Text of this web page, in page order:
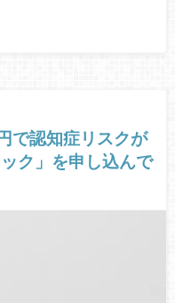
で認知症リスクが
ク」を申し込んで